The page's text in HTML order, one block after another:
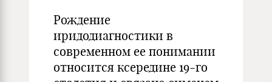
Рождение
иридодиагностики в
современном ее понимании
относится ксередине 19-го